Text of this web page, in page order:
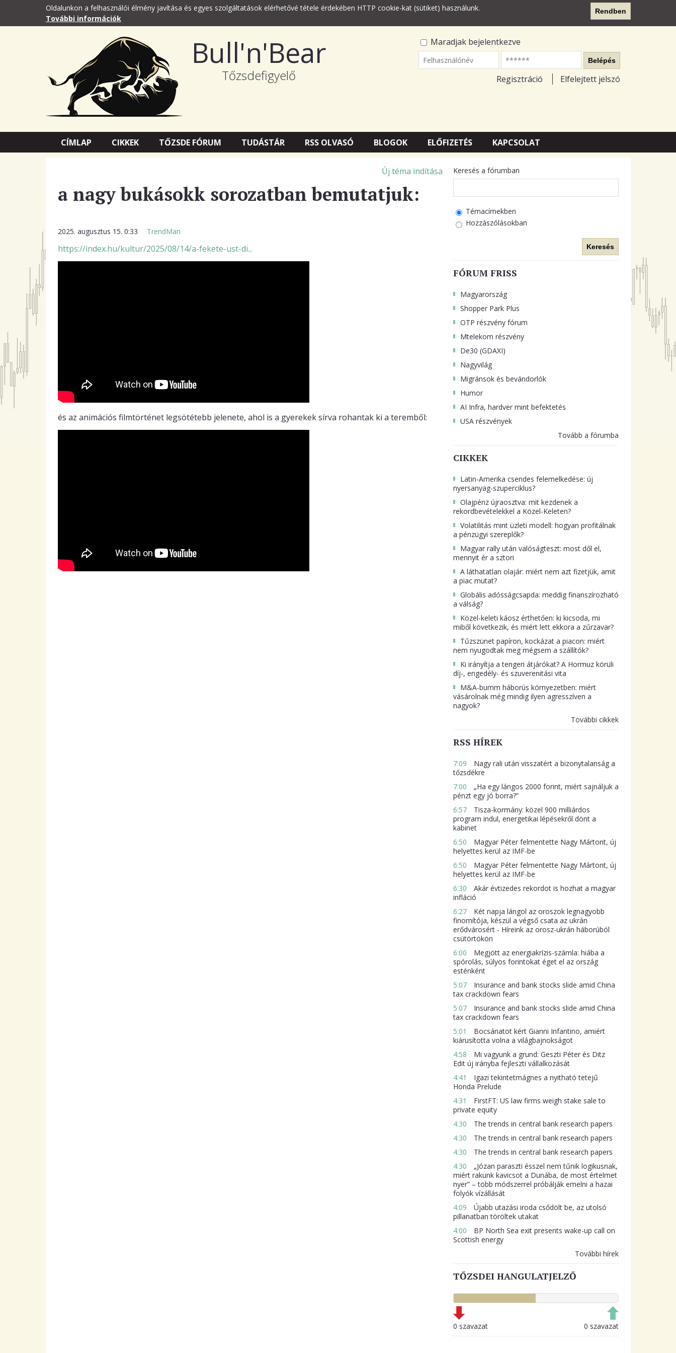
Oldalunkon a felhasználói élmény javítása és egyes szolgáltatások elérhetővé tétele érdekében HTTP cookie-kat (sütiket) használunk.
További információk
Rendben
Bull'n'Bear
Tőzsdefigyelő
Maradjak bejelentkezve
Felhasználónév
Belépés
Regisztráció Elfelejtett jelszó
CÍMLAP CIKKEK TŐZSDE FÓRUM TUDÁSTÁR RSS OLVASÓ BLOGOK ELŐFIZETÉS KAPCSOLAT
Új téma indítása
a nagy bukásokk sorozatban bemutatjuk:
2025. augusztus 15. 0:33 TrendMan
https://index.hu/kultur/2025/08/14/a-fekete-ust-di...
és az animációs filmtörténet legsötétebb jelenete, ahol is a gyerekek sírva rohantak ki a teremből:
Keresés a fórumban
Témacímekben
Hozzászólásokban
Keresés
FÓRUM FRISS
Magyarország
Shopper Park Plus
OTP részvény fórum
Mtelekom részvény
De30 (GDAXI)
Nagyvilág
Migránsok és bevándorlók
Humor
AI Infra, hardver mint befektetés
USA részvények
Tovább a fórumba
CIKKEK
Latin-Amerika csendes felemelkedése: új
nyersanyag-szuperciklus?
Olajpénz újraosztva: mit kezdenek a
rekordbevételekkel a Közel-Keleten?
Volatilitás mint üzleti modell: hogyan profitálnak
a pénzügyi szereplők?
Magyar rally után valóságteszt: most dől el,
mennyit ér a sztori
A láthatatlan olajár: miért nem azt fizetjük, amit
a piac mutat?
Globális adósságcsapda: meddig finanszírozható
a válság?
Közel-keleti káosz érthetően: ki kicsoda, mi
miből következik, és miért lett ekkora a zűrzavar?
Tűzszünet papíron, kockázat a piacon: miért
nem nyugodtak meg mégsem a szállítók?
Ki irányítja a tengeri átjárókat? A Hormuz körüli
díj-, engedély- és szuverenitási vita
M&A-bumm háborús környezetben: miért
vásárolnak még mindig ilyen agresszíven a
nagyok?
További cikkek
RSS HÍREK
7:09
Nagy rali után visszatért a bizonytalanság a
tőzsdékre
7:00
„Ha egy lángos 2000 forint, miért sajnáljuk a
pénzt egy jó borra?”
6:57
Tisza-kormány: közel 900 milliárdos
program indul, energetikai lépésekről dönt a
kabinet
6:50
Magyar Péter felmentette Nagy Mártont, új
helyettes kerül az IMF-be
6:50
Magyar Péter felmentette Nagy Mártont, új
helyettes kerül az IMF-be
6:30
Akár évtizedes rekordot is hozhat a magyar
infláció
6:27
Két napja lángol az oroszok legnagyobb
finomítója, készül a végső csata az ukrán
erődvárosért - Híreink az orosz-ukrán háborúból
csütörtökön
6:00
Megjött az energiakrízis-számla: hiába a
spórolás, súlyos forintokat éget el az ország
esténként
5:07
Insurance and bank stocks slide amid China
tax crackdown fears
5:07
Insurance and bank stocks slide amid China
tax crackdown fears
5:01
Bocsánatot kért Gianni Infantino, amiért
kiárusította volna a világbajnokságot
4:58
Mi vagyunk a grund: Geszti Péter és Ditz
Edit új irányba fejleszti vállalkozását
4:41
Igazi tekintetmágnes a nyitható tetejű
Honda Prelude
4:31
FirstFT: US law firms weigh stake sale to
private equity
4:30
The trends in central bank research papers
4:30
The trends in central bank research papers
4:30
The trends in central bank research papers
4:30
„Józan paraszti ésszel nem tűnik logikusnak,
miért rakunk kavicsot a Dunába, de most értelmet
nyer” – több módszerrel próbálják emelni a hazai
folyók vízállását
4:09
Újabb utazási iroda csődölt be, az utolsó
pillanatban töröltek utakat
4:00
BP North Sea exit presents wake-up call on
Scottish energy
További hírek
TŐZSDEI HANGULATJELZŐ
0 szavazat 0 szavazat